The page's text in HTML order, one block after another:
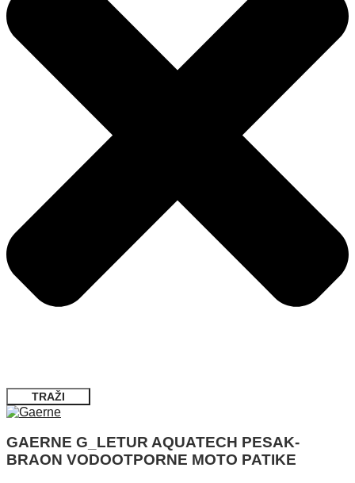
TRAŽI
GAERNE G_LETUR AQUATECH PESAK-
BRAON VODOOTPORNE MOTO PATIKE